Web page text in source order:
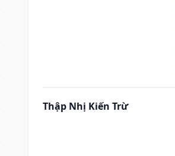
Thập Nhị Kiến Trừ